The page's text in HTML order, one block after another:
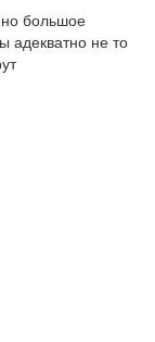
большое
адекватно не то